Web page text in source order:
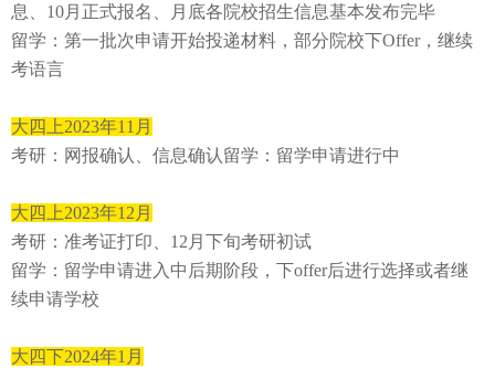
息、 10⽉正式报名、⽉底各院校招⽣信息基本发布完毕
留学：第⼀批次申请开始投递材料，部分院校下Offer，继续
考语⾔
⼤四上2023年11 ⽉
考研：⽹报确认、信息确认留学：留学申请进⾏中
⼤四上2023年12 ⽉
考研：准考证打印、 12⽉下旬考研初试
留学：留学申请进⼊中后期阶段，下offer后进⾏选择或者继
续申请学校
⼤四下2024年1 ⽉